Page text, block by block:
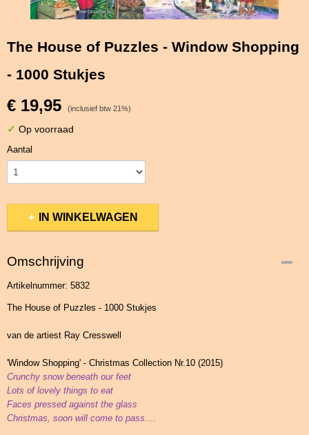
The House of Puzzles - Window Shopping
- 1000 Stukjes
€ 19,95 (inclusief btw 21%)
✓ Op voorraad
Aantal
IN WINKELWAGEN
Omschrijving
Artikelnummer: 5832
The House of Puzzles - 1000 Stukjes
van de artiest Ray Cresswell
'Window Shopping' - Christmas Collection Nr.10 (2015)
Crunchy snow beneath our feet
Lots of lovely things to eat
Faces pressed against the glass
Christmas, soon will come to pass....